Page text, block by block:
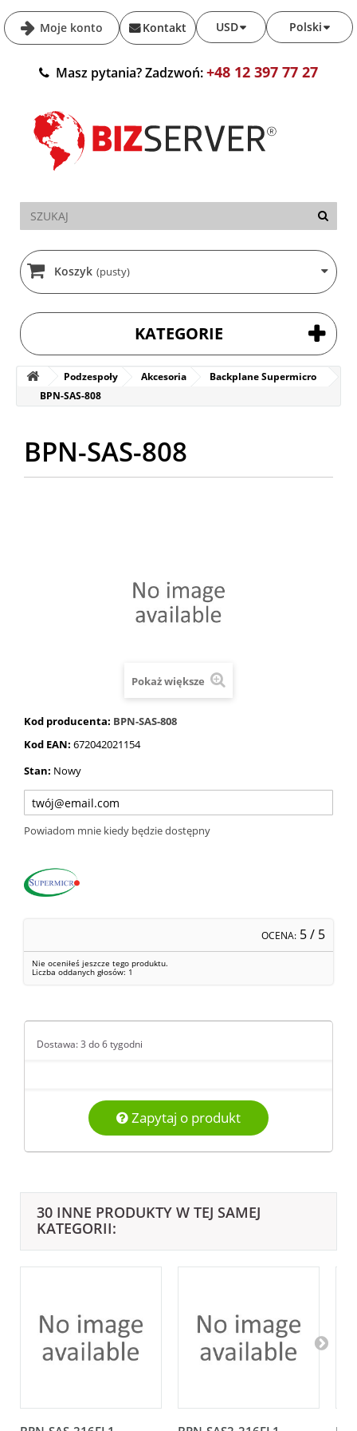
Moje konto Polski
USD
Kontakt
Masz pytania? Zadzwoń:+48 12 397 77 27
Koszyk (pusty)
KATEGORIE
Podzespoły Akcesoria
Backplane Supermicro
BPN-SAS-808
BPN-SAS-808
Pokaż większe
Kod producenta: BPN-SAS-808
Kod EAN: 672042021154
Stan: Nowy
Powiadom mnie kiedy będzie dostępny
OCENA: 5/ 5
Nie oceniłeś jeszcze tego produktu.
Liczba oddanych głosów: 1
Dostawa: 3 do 6 tygodni
Zapytaj o produkt
30 INNE PRODUKTY W TEJ SAMEJ
KATEGORII: